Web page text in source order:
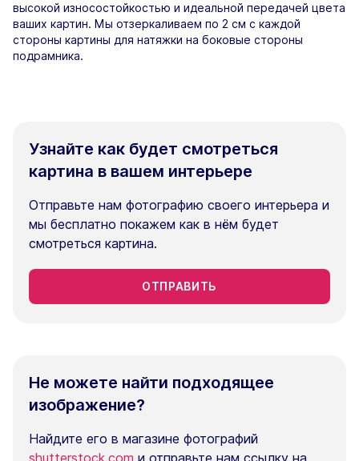
высокой износостойкостью и идеальной передачей цвета
ваших картин. Мы отзеркаливаем по 2 см с каждой
стороны картины для натяжки на боковые стороны
подрамника.
Узнайте как будет смотреться
картина в вашем интерьере
Отправьте нам фотографию своего интерьера и
мы бесплатно покажем как в нём будет
смотреться картина.
ОТПРАВИТЬ
Не можете найти подходящее
изображение?
Найдите его в магазине фотографий